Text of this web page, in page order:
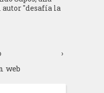
autor "desafía la
›
web